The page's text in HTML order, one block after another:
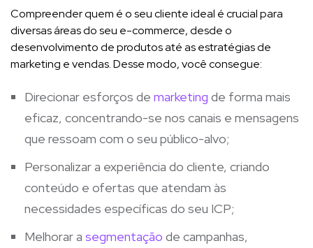
Compreender quem é o seu cliente ideal é crucial para
diversas áreas do seu e-commerce, desde o
desenvolvimento de produtos até as estratégias de
marketing e vendas. Desse modo, você consegue:
Direcionar esforços de marketing de forma mais
eficaz, concentrando-se nos canais e mensagens
que ressoam com o seu público-alvo;
Personalizar a experiência do cliente, criando
conteúdo e ofertas que atendam às
necessidades específicas do seu ICP;
Melhorar a segmentação de campanhas,